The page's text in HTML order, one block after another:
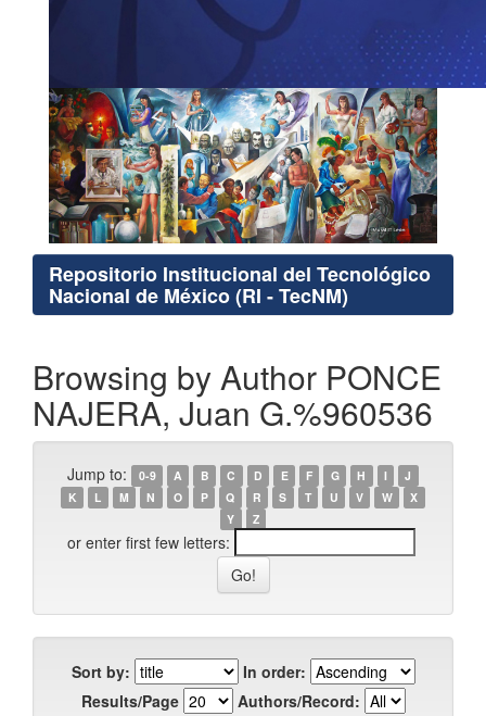
Repositorio Institucional del Tecnológico
Nacional de México (RI - TecNM)
Browsing by Author PONCE
NAJERA, Juan G.%960536
Jump to: 0-9 A B C D E F G H I
J
K
L M N O P Q R S T U V W
X
Y
Z
or enter first few letters:
Sort by:
In order:
Results/Page
Authors/Record: